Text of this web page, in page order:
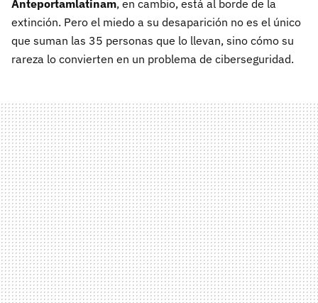
Anteportamlatinam, en cambio, está al borde de la
extinción. Pero el miedo a su desaparición no es el único
que suman las 35 personas que lo llevan, sino cómo su
rareza lo convierten en un problema de ciberseguridad.